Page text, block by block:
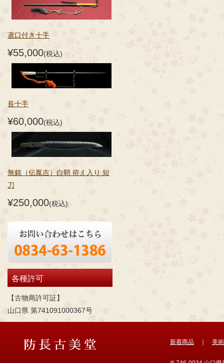
鳶口付き十手
¥55,000(税込)
長十手
¥60,000(税込)
無銘（伝胤吉）白鞘 拵え入り 短
刀
¥250,000(税込)
各種許可
【古物商許可証】
山口県 第741091000367号
新着商品 美